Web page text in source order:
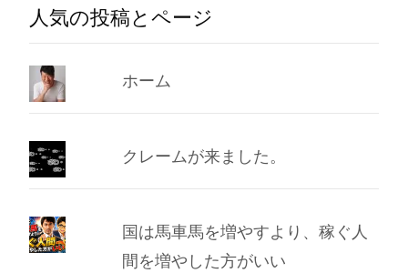
カ
イ
ブ
人気の投稿とページ
ホーム
クレームが来ました。
国は馬車馬を増やすより、稼ぐ人
間を増やした方がいい